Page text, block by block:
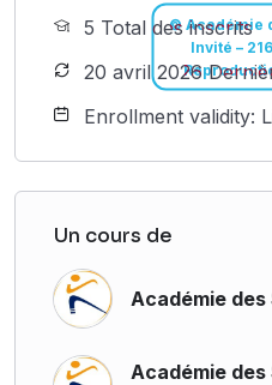
5 Total des inscrits
20 avril 2026
Enrollment validity:
Un cours de
Académie
Académie
© Académie
Invité –